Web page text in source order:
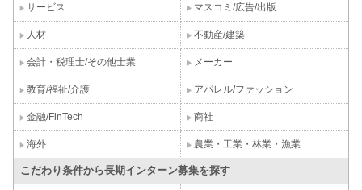
サービス マスコミ/広告/出版
人材 不動産/建築
会計・税理士/その他士業 メーカー
教育/福祉/介護 アパレル/ファッション
金融/FinTech 商社
海外 農業・工業・林業・漁業
こだわり条件から長期インターン募集を探す